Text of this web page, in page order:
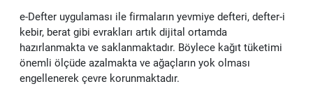
e-Defter uygulaması ile firmaların yevmiye defteri, defter-i
kebir, berat gibi evrakları artık dijital ortamda
hazırlanmakta ve saklanmaktadır. Böylece kağıt tüketimi
önemli ölçüde azalmakta ve ağaçların yok olması
engellenerek çevre korunmaktadır.